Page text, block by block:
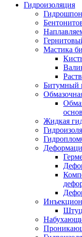
Гидроизоляция
Мастика
Битумный
Жидкая